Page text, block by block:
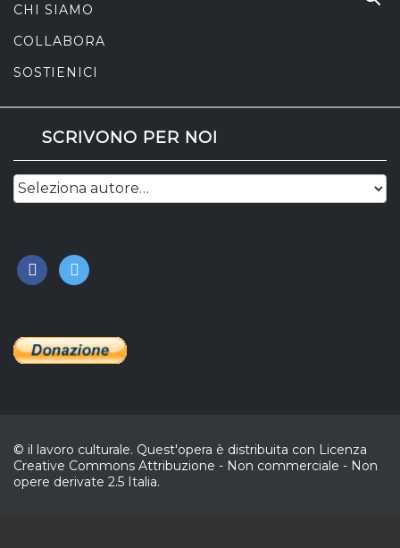
CHI SIAMO
COLLABORA
SOSTIENICI
SCRIVONO PER NOI
facebook
twitter
© il lavoro culturale. Quest'opera è distribuita con Licenza
Creative Commons Attribuzione - Non commerciale - Non
opere derivate 2.5 Italia.